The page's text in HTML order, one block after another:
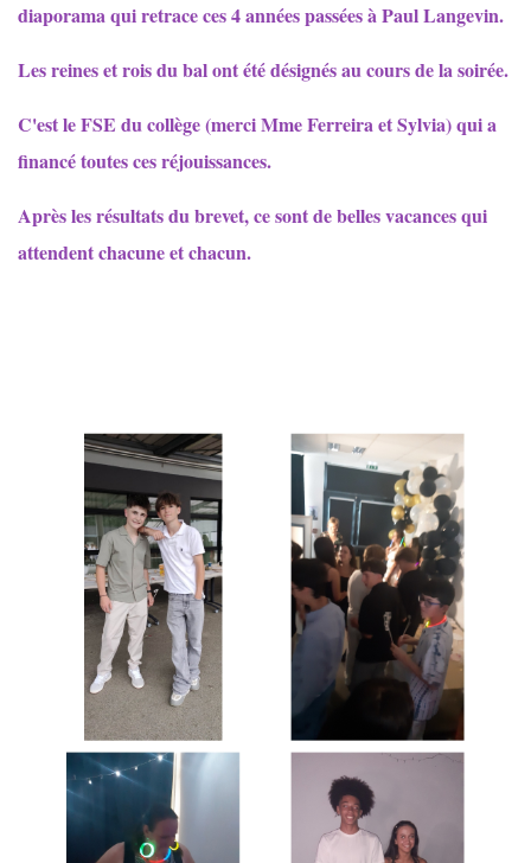
diaporama qui retrace ces 4 années passées à Paul Langevin.
Les reines et rois du bal ont été désignés au cours de la soirée.
C'est le FSE du collège (merci Mme Ferreira et Sylvia) qui a
financé toutes ces réjouissances.
Après les résultats du brevet, ce sont de belles vacances qui
attendent chacune et chacun.